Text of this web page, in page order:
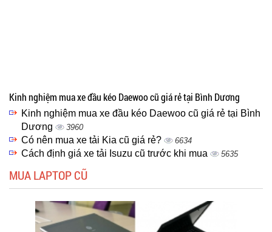
Kinh nghiệm mua xe đầu kéo Daewoo cũ giá rẻ tại Bình Dương
Kinh nghiệm mua xe đầu kéo Daewoo cũ giá rẻ tại Bình
Dương
3960
Có nên mua xe tải Kia cũ giá rẻ? 6634
Cách định giá xe tải Isuzu cũ trước khi mua 5635
MUA LAPTOP CŨ